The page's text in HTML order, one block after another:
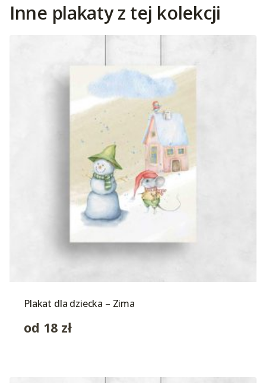
Inne plakaty z tej kolekcji
Plakat dla dziecka – Zima
od 18 zł